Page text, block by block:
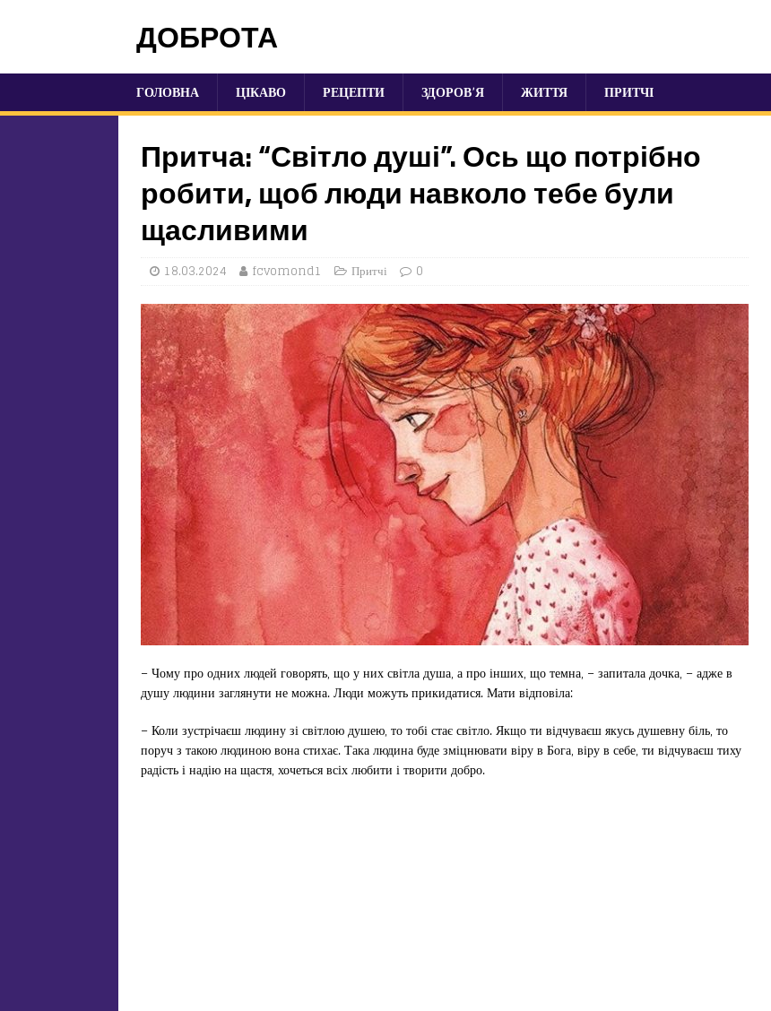
ДОБРОТА
ГОЛОВНА ЦІКАВО РЕЦЕПТИ ЗДОРОВ’Я ЖИТТЯ ПРИТЧІ
Притча: “Світло душі”. Ось що потрібно
робити, щоб люди навколо тебе були
щасливими
18.03.2024 fcvomond1 Притчі 0
– Чому про одних людей говорять, що у них світла душа, а про інших, що темна, – запитала дочка, – адже в
душу людини заглянути не можна. Люди можуть прикидатися. Мати відповіла:
– Коли зустрічаєш людину зі світлою душею, то тобі стає світло. Якщо ти відчуваєш якусь душевну біль, то
поруч з такою людиною вона стихає. Така людина буде зміцнювати віру в Бога, віру в себе, ти відчуваєш тиху
радість і надію на щастя, хочеться всіх любити і творити добро.